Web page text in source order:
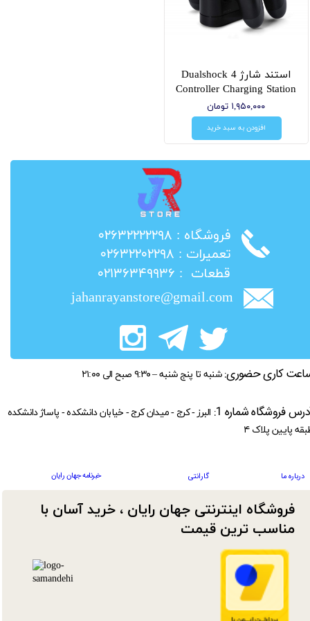
استند شارژ Dualshock 4
Controller Charging Station
۱,۹۵۰,۰۰۰ تومان
افزودن به سبد خرید
​فروشگاه : ۰۲۶۳۲۲۲۲۲۹۸
​تعمیرات : ۰۲۶۳۲۲۰۲۲۹۸
​قطعات : ۰۲۱۳۶۳۴۹۹۳۶
jahanrayanstore@gmail.com
فروشگاه اینترنتی جهان رایان ، خرید آسان با
مناسب ترین قیمت​​​​​​​
کاری حضوری: شنبه تا پنج شنبه – ۹:۳۰ صبح الی ۲۱:۰۰
درباره ما گارانتی خبرنامه جهان رایان
فروشگاه شماره 1:
البرز - کرج - میدان کرج - خیابان دانشکده - پاساژ دانشکده
پایین پلاک ۴